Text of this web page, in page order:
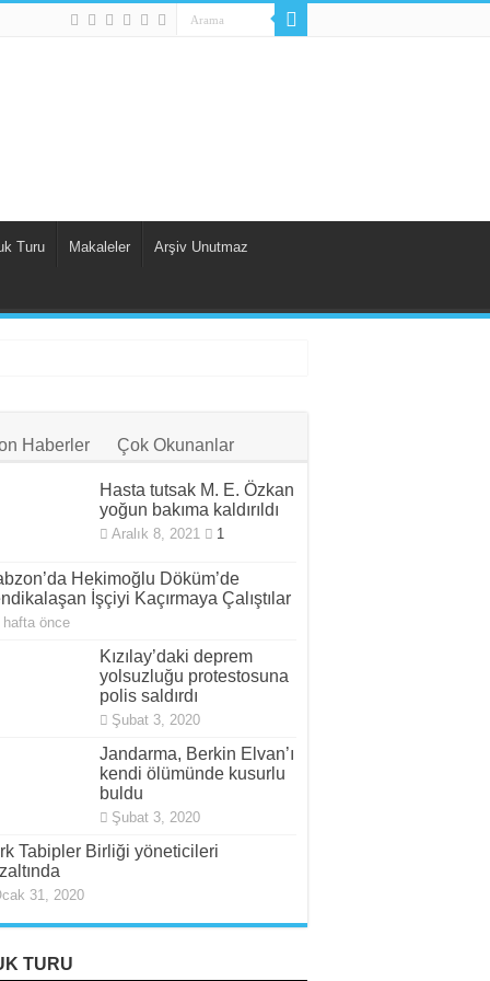
Turu Makaleler Arşiv Unutmaz
Haberler Çok Okunanlar
Hasta tutsak M. E. Özkan
yoğun bakıma kaldırıldı
Aralık 8, 2021 1
Hekimoğlu Döküm’de
İşçiyi Kaçırmaya Çalıştılar
hafta önce
Kızılay’daki deprem
yolsuzluğu protestosuna
polis saldırdı
Şubat 3, 2020
Jandarma, Berkin Elvan’ı
kendi ölümünde kusurlu
buldu
Şubat 3, 2020
Tabipler Birliği yöneticileri
31, 2020
TURU